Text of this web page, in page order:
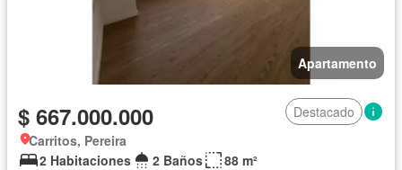
Apartamento
$ 667.000.000
Destacado
Carritos, Pereira
2 Habitaciones
2 Baños
88 m²